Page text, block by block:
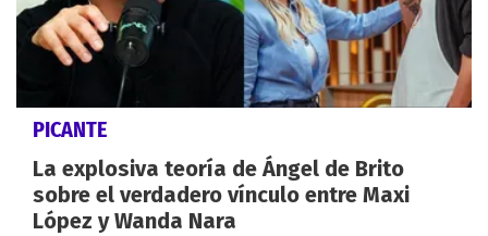
PICANTE
La explosiva teoría de Ángel de Brito
sobre el verdadero vínculo entre Maxi
López y Wanda Nara